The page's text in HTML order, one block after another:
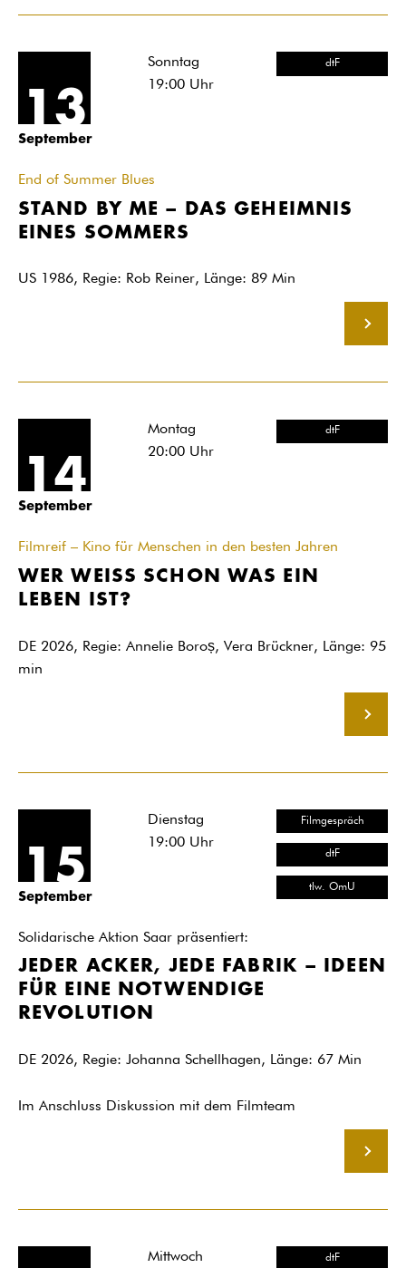
13
September
Sonntag
19:00Uhr
dtF
End of Summer Blues
STAND BY ME – DAS GEHEIMNIS
EINES SOMMERS
US 1986, Regie: Rob Reiner, Länge: 89 Min
14
September
Montag
20:00Uhr
dtF
Filmreif – Kino für Menschen in den besten Jahren
WER WEISS SCHON WAS EIN
LEBEN IST?
DE 2026, Regie: Annelie Boroș, Vera Brückner, Länge: 95
min
15
September
Dienstag
19:00Uhr
Filmgespräch
dtF
tlw. OmU
Solidarische Aktion Saar präsentiert:
JEDER ACKER, JEDE FABRIK – IDEEN
FÜR EINE NOTWENDIGE
REVOLUTION
DE 2026, Regie: Johanna Schellhagen, Länge: 67 Min
Im Anschluss Diskussion mit dem Filmteam
Mittwoch dtF